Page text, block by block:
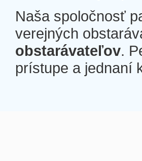
Naša spoločnosť
verejných
obstarávateľov.
prístupe a jednaní